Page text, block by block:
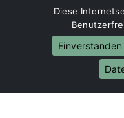
Umzug von Kassel
Umzug von Kassel
Umzug von Kassel
Internationale-
Umzug von Kassel
Diese
Einverstanden